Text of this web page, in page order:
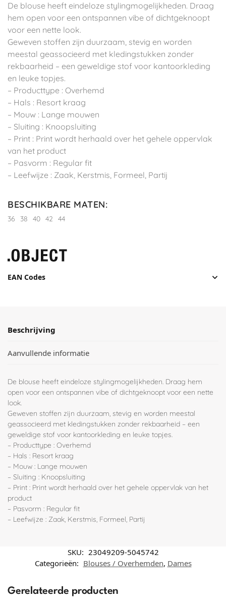
De blouse heeft eindeloze stylingmogelijkheden. Draag
hem open voor een ontspannen vibe of dichtgeknoopt
voor een nette look.
Geweven stoffen zijn duurzaam, stevig en worden
meestal geassocieerd met kledingstukken zonder
rekbaarheid – een geweldige stof voor kantoorkleding
en leuke topjes.
– Producttype : Overhemd
– Hals : Resort kraag
– Mouw : Lange mouwen
– Sluiting : Knoopsluiting
– Print : Print wordt herhaald over het gehele oppervlak
van het product
– Pasvorm : Regular fit
– Leefwijze : Zaak, Kerstmis, Formeel, Partij
BESCHIKBARE MATEN:
36 38 40 42 44
EAN Codes
Beschrijving
Aanvullende informatie
De blouse heeft eindeloze stylingmogelijkheden. Draag hem
open voor een ontspannen vibe of dichtgeknoopt voor een nette
look.
Geweven stoffen zijn duurzaam, stevig en worden meestal
geassocieerd met kledingstukken zonder rekbaarheid – een
geweldige stof voor kantoorkleding en leuke topjes.
– Producttype : Overhemd
– Hals : Resort kraag
– Mouw : Lange mouwen
– Sluiting : Knoopsluiting
– Print : Print wordt herhaald over het gehele oppervlak van het
product
– Pasvorm : Regular fit
– Leefwijze : Zaak, Kerstmis, Formeel, Partij
SKU: 23049209-5045742
Categorieën: Blouses / Overhemden, Dames
Gerelateerde producten